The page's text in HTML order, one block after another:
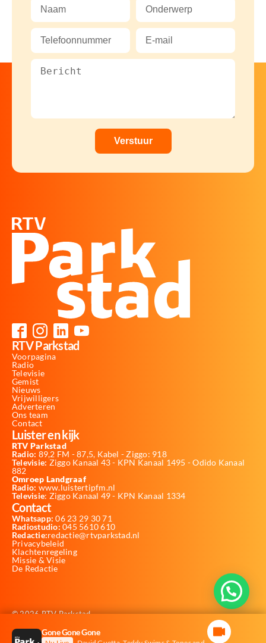
RTV Parkstad
Voorpagina
Radio
Televisie
Gemist
Nieuws
Vrijwilligers
Adverteren
Ons team
Contact
Luister en kijk
RTV Parkstad
Radio: 89,2 FM - 87,5, Kabel - Ziggo: 918
Televisie: Ziggo Kanaal 43 - KPN Kanaal 1495 - Odido Kanaal
882
Omroep Landgraaf
Radio: www.luistertipfm.nl
Televisie: Ziggo Kanaal 49 - KPN Kanaal 1334
Contact
Whatsapp: 06 23 29 30 71
Radiostudio: 045 5610 610
Redactie:redactie@rtvparkstad.nl
Privacybeleid
Klachtenregeling
Missie & Visie
De Redactie
© 2026 RTV Parkstad
Gone Gone Gone